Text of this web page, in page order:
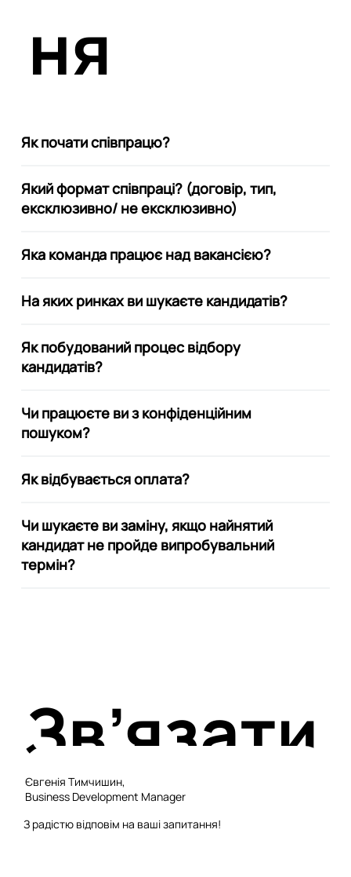
ня
Як почати співпрацю?
Який формат співпраці? (договір, тип,
ексклюзивно/ не ексклюзивно)
Яка команда працює над вакансією?
На яких ринках ви шукаєте кандидатів?
Як побудований процес відбору
кандидатів?
Чи працюєте ви з конфіденційним
пошуком?
Як відбувається оплата?
Чи шукаєте ви заміну, якщо найнятий
кандидат не пройде випробувальний
термін?
Зв’язати
ся з
Євгенія Тимчишин,
Business Development Manager
З радістю відповім на ваші запитання!